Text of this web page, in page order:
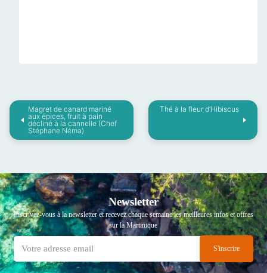
Magret de canard mariné
aux épices, fruit à pain
décliné à la cannelle (Chef
Stéphane Néma)
Thé à la fleur d’Hibiscus
Newsletter
Inscrivez-vous à la newsletter et recevez chaque semaine les meilleures infos et offres
sur la Martinique